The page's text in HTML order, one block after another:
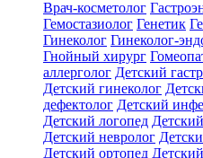
Врач-косметолог
Гемостазиолог Генетик
Гинеколог Гинеколог-
Гнойный хирург
аллерголог Детский
Детский гинеколог
дефектолог Детский
Детский логопед
Детский невролог
Детский ортопед